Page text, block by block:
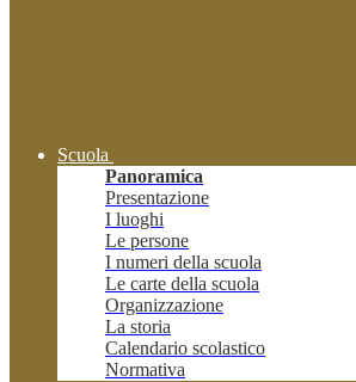
Scuola
Panoramica
Presentazione
I luoghi
Le persone
I numeri della scuola
Le carte della scuola
Organizzazione
La storia
Calendario scolastico
Normativa